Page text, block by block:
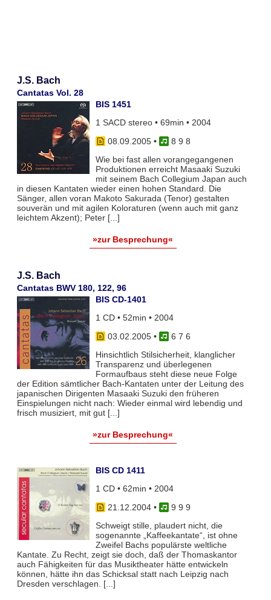
J.S. Bach
Cantatas Vol. 28
BIS 1451
1 SACD stereo • 69min • 2004
08.09.2005•
8 9 8
Wie bei fast allen vorangegangenen
Produktionen erreicht Masaaki Suzuki
mit seinem Bach Collegium Japan auch
in diesen Kantaten wieder einen hohen Standard. Die
Sänger, allen voran Makoto Sakurada (Tenor) gestalten
souverän und mit agilen Koloraturen (wenn auch mit ganz
leichtem Akzent); Peter [...]
»zur Besprechung«
J.S. Bach
Cantatas BWV 180, 122, 96
BIS CD-1401
1 CD • 52min • 2004
03.02.2005•
6 7 6
Hinsichtlich Stilsicherheit, klanglicher
Transparenz und überlegenen
Formaufbaus steht diese neue Folge
der Edition sämtlicher Bach-Kantaten unter der Leitung des
japanischen Dirigenten Masaaki Suzuki den früheren
Einspielungen nicht nach: Wieder einmal wird lebendig und
frisch musiziert, mit gut [...]
»zur Besprechung«
BIS CD 1411
1 CD • 62min • 2004
21.12.2004•
9 9 9
Schweigt stille, plaudert nicht, die
sogenannte „Kaffeekantate“, ist ohne
Zweifel Bachs populärste weltliche
Kantate. Zu Recht, zeigt sie doch, daß der Thomaskantor
auch Fähigkeiten für das Musiktheater hätte entwickeln
können, hätte ihn das Schicksal statt nach Leipzig nach
Dresden verschlagen. [...]